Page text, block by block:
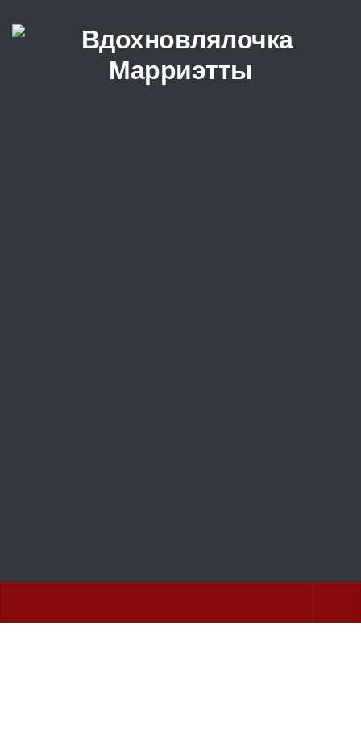
Перейти к содержимому